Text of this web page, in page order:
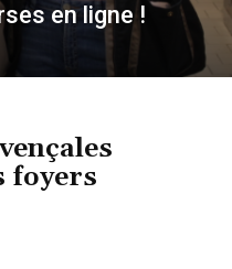
en ligne !
foyers